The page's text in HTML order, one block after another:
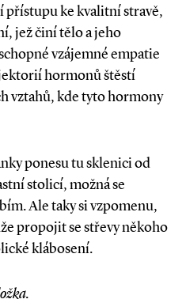
přístupu ke kvalitní stravě,
jež činí tělo a jeho
vzájemné empatie
hormonů štěstí
vztahů, kde tyto hormony
ponesu tu sklenici od
stolicí, možná se
Ale taky si vzpomenu,
propojit se střevy někoho
klábosení.